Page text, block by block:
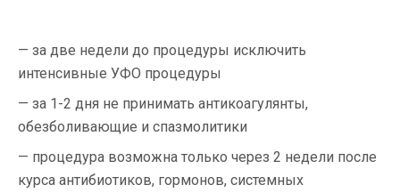
за две недели до процедуры исключить
интенсивные УФО процедуры
за 1-2 дня не принимать антикоагулянты,
обезболивающие и спазмолитики
процедура возможна только через 2 недели после
курса антибиотиков, гормонов, системных